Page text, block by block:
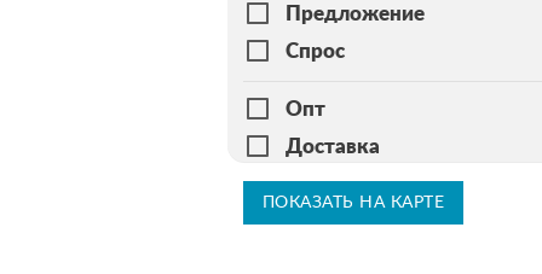
Предложение
Спрос
Опт
Доставка
ПОКАЗАТЬ НА КАРТЕ